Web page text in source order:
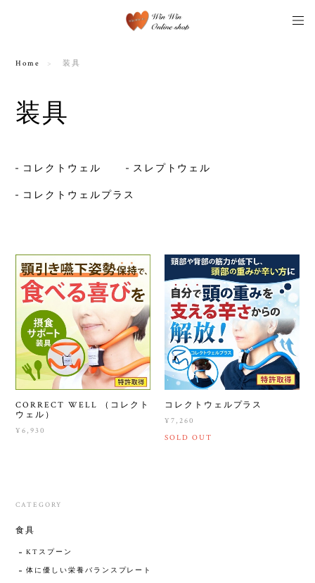
Home 装具
装具
コレクトウェル スレプトウェル
コレクトウェルプラス
CORRECT WELL （コレクト
ウェル）
¥6,930
コレクトウェルプラス
¥7,260
SOLD OUT
CATEGORY
食具
KTスプーン
体に優しい栄養バランスプレート